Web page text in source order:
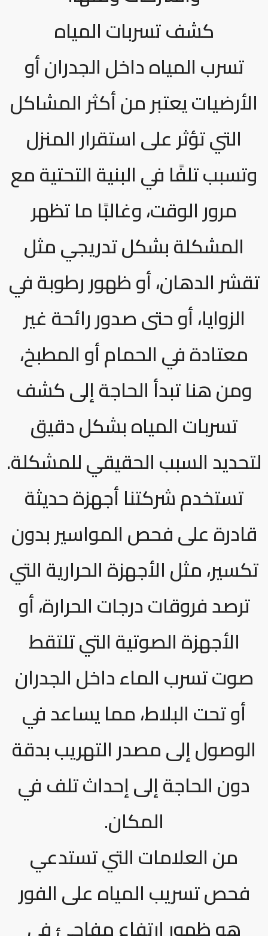
كشف تسربات المياه
تسرب المياه داخل الجدران أو
الأرضيات يعتبر من أكثر المشاكل
التي تؤثر على استقرار المنزل
وتسبب تلفًا في البنية التحتية مع
مرور الوقت، وغالبًا ما تظهر
المشكلة بشكل تدريجي مثل
تقشر الدهان، أو ظهور رطوبة في
الزوايا، أو حتى صدور رائحة غير
معتادة في الحمام أو المطبخ،
ومن هنا تبدأ الحاجة إلى كشف
تسربات المياه بشكل دقيق
لتحديد السبب الحقيقي للمشكلة.
تستخدم شركتنا أجهزة حديثة
قادرة على فحص المواسير بدون
تكسير، مثل الأجهزة الحرارية التي
ترصد فروقات درجات الحرارة، أو
الأجهزة الصوتية التي تلتقط
صوت تسرب الماء داخل الجدران
أو تحت البلاط، مما يساعد في
الوصول إلى مصدر التهريب بدقة
دون الحاجة إلى إحداث تلف في
المكان.
من العلامات التي تستدعي
فحص تسريب المياه على الفور